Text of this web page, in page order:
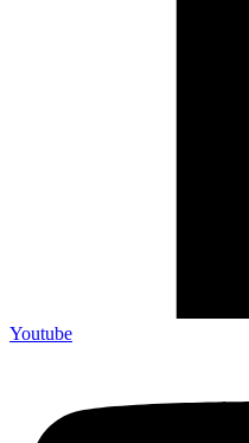
Youtube